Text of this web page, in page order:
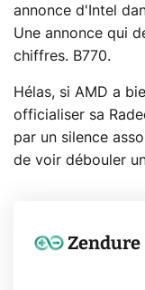
annonce d'Intel
Une annonce qui
chiffres. B770.
Hélas, si AMD a
officialiser sa
par un silence
de voir débouler
Zendure